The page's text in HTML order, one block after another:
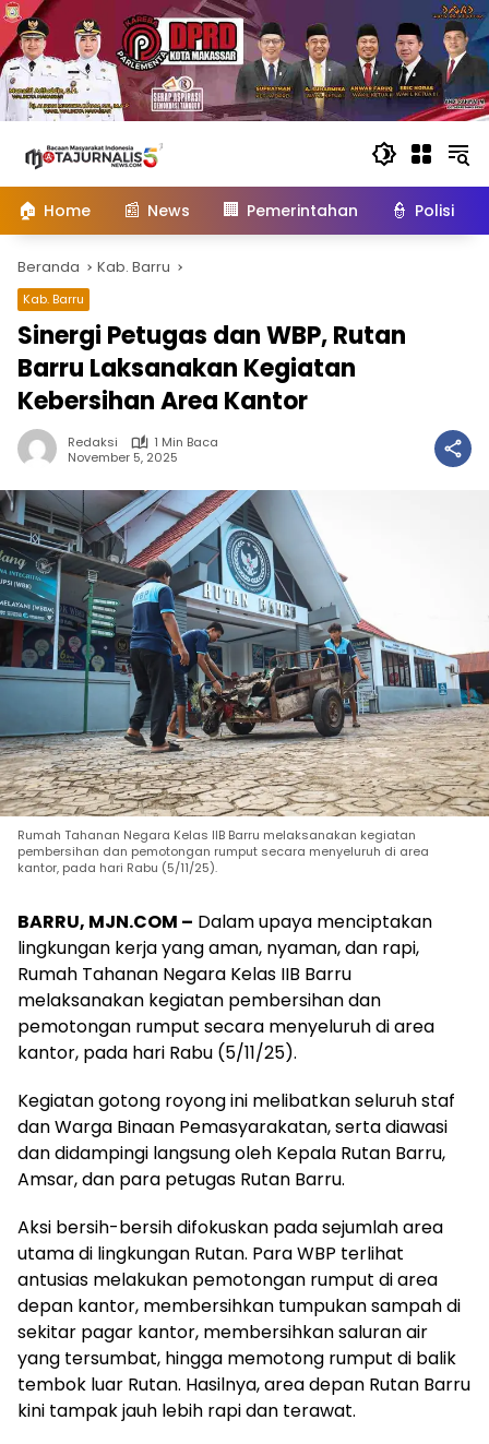
konten
🏠 Home 📰 News 🏢 Pemerintahan 👮 Polisi
Beranda Kab. Barru
Kab. Barru
Sinergi Petugas dan WBP, Rutan
Barru Laksanakan Kegiatan
Kebersihan Area Kantor
Redaksi
1 Min Baca
November 5, 2025
Rumah Tahanan Negara Kelas IIB Barru melaksanakan kegiatan
pembersihan dan pemotongan rumput secara menyeluruh di area
kantor, pada hari Rabu (5/11/25).
BARRU, MJN.COM – Dalam upaya menciptakan
lingkungan kerja yang aman, nyaman, dan rapi,
Rumah Tahanan Negara Kelas IIB Barru
melaksanakan kegiatan pembersihan dan
pemotongan rumput secara menyeluruh di area
kantor, pada hari Rabu (5/11/25).
Kegiatan gotong royong ini melibatkan seluruh staf
dan Warga Binaan Pemasyarakatan, serta diawasi
dan didampingi langsung oleh Kepala Rutan Barru,
Amsar, dan para petugas Rutan Barru.
Aksi bersih-bersih difokuskan pada sejumlah area
utama di lingkungan Rutan. Para WBP terlihat
antusias melakukan pemotongan rumput di area
depan kantor, membersihkan tumpukan sampah di
sekitar pagar kantor, membersihkan saluran air
yang tersumbat, hingga memotong rumput di balik
tembok luar Rutan. Hasilnya, area depan Rutan Barru
kini tampak jauh lebih rapi dan terawat.